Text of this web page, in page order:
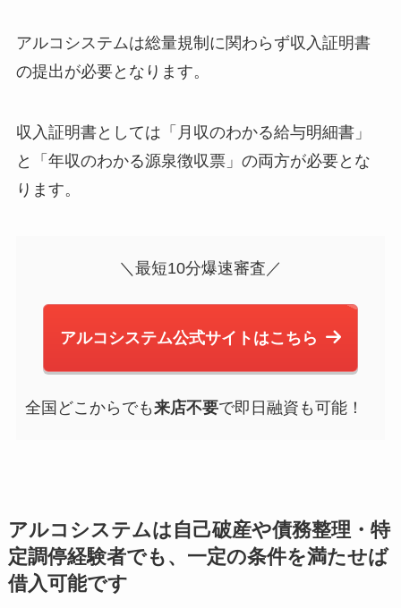
アルコシステムは総量規制に関わらず収入証明書
の提出が必要となります。
収入証明書としては「月収のわかる給与明細書」
と「年収のわかる源泉徴収票」の両方が必要とな
ります。
＼最短10分爆速審査／
アルコシステム公式サイトはこちら
全国どこからでも来店不要で即日融資も可能！
アルコシステムは自己破産や債務整理・特
定調停経験者でも、一定の条件を満たせば
借入可能です